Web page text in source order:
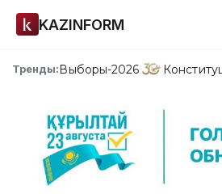
KAZINFORM
Тренды:Выборы-2026